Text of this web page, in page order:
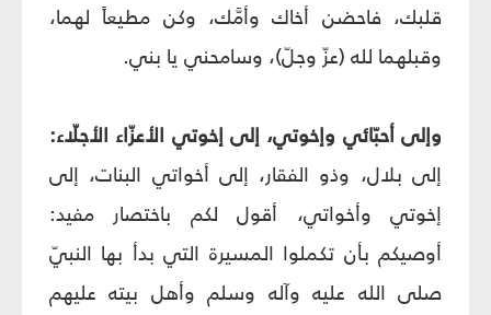
قلبك، فاحضن أخاك وأمَّك، وكن مطيعاً لهما،
وقبلهما لله (عزّ وجلّ)، وسامحني يا بني.
وإلى أحبّائي وإخوتي، إلى إخوتي الأعزّاء الأجلّاء:
إلى بلال، وذو الفقار، إلى أخواتي البنات، إلى
إخوتي وأخواتي، أقول لكم باختصار مفيد:
أوصيكم بأن تكملوا المسيرة التي بدأ بها النبيّ
صلى الله عليه وآله وسلم وأهل بيته عليهم